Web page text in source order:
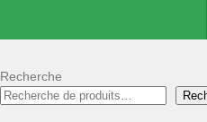
Recherche